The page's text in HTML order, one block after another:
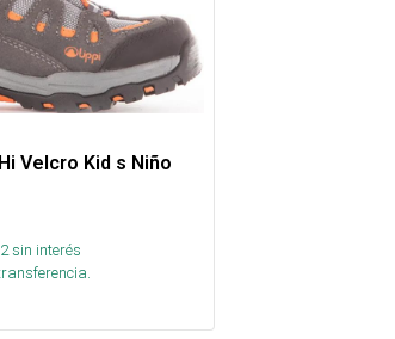
Velcro Kid s Niño
sin interés